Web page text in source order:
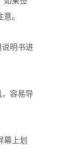
。
明书进
容易导
上划